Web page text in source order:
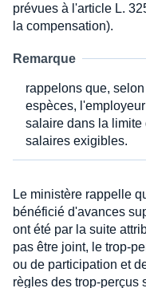
prévues à l'article L.
la compensation).
Remarque
rappelons que,
espèces,
salaire dans la limite
salaires exigibles.
Le ministère rappelle
bénéficié d'avances
ont été par la suite
pas être joint, le trop-
ou de participation et
règles des trop-perçus